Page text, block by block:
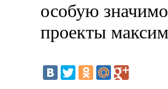
особую
проекты